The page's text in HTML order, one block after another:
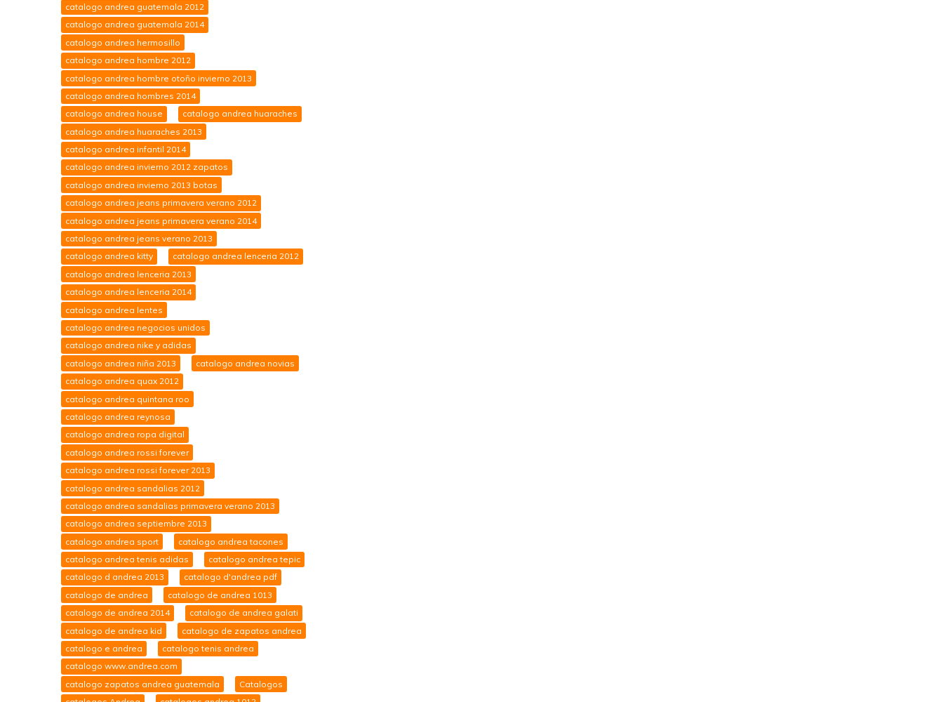
catalogo andrea guatemala 2012
catalogo andrea guatemala 2014
catalogo andrea hermosillo
catalogo andrea hombre 2012
catalogo andrea hombre otoño invierno 2013
catalogo andrea hombres 2014
catalogo andrea house
catalogo andrea huaraches
catalogo andrea huaraches 2013
catalogo andrea infantil 2014
catalogo andrea invierno 2012 zapatos
catalogo andrea invierno 2013 botas
catalogo andrea jeans primavera verano 2012
catalogo andrea jeans primavera verano 2014
catalogo andrea jeans verano 2013
catalogo andrea kitty
catalogo andrea lenceria 2012
catalogo andrea lenceria 2013
catalogo andrea lenceria 2014
catalogo andrea lentes
catalogo andrea negocios unidos
catalogo andrea nike y adidas
catalogo andrea niña 2013
catalogo andrea novias
catalogo andrea quax 2012
catalogo andrea quintana roo
catalogo andrea reynosa
catalogo andrea ropa digital
catalogo andrea rossi forever
catalogo andrea rossi forever 2013
catalogo andrea sandalias 2012
catalogo andrea sandalias primavera verano 2013
catalogo andrea septiembre 2013
catalogo andrea sport
catalogo andrea tacones
catalogo andrea tenis adidas
catalogo andrea tepic
catalogo d andrea 2013
catalogo d'andrea pdf
catalogo de andrea
catalogo de andrea 1013
catalogo de andrea 2014
catalogo de andrea galati
catalogo de andrea kid
catalogo de zapatos andrea
catalogo e andrea
catalogo tenis andrea
catalogo www.andrea.com
catalogo zapatos andrea guatemala
Catalogos